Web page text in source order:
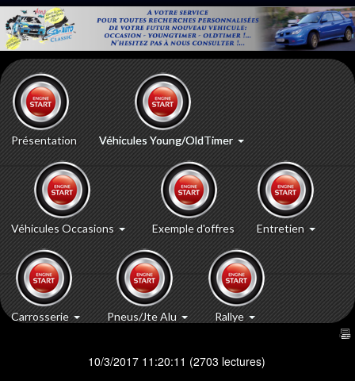
Présentation Véhicules Young/OldTimer
Véhicules Occasions Exemple d'offres Entretien
Carrosserie Pneus/Jte Alu Rallye
10/3/2017 11:20:11 (2703 lectures)